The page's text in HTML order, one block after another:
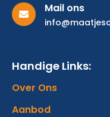
Mail ons
Handige Links:
Over Ons
Aanbod